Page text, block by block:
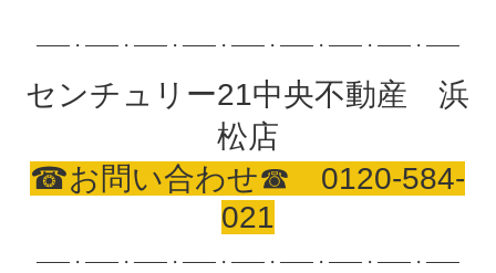
───・───・───・───・───・───・───・───・───
センチュリー21中央不動産 浜
松店
☎お問い合わせ☎ 0120-584-
021
───・───・───・───・───・───・───・───・───